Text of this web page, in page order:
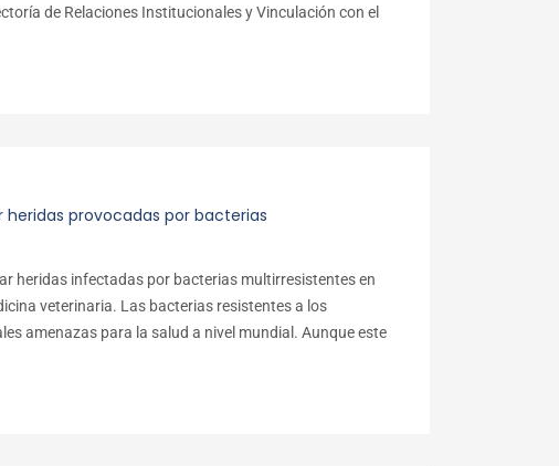
de Relaciones Institucionales y Vinculación con el
provocadas por bacterias
heridas infectadas por bacterias multirresistentes en
veterinaria. Las bacterias resistentes a los
amenazas para la salud a nivel mundial. Aunque este